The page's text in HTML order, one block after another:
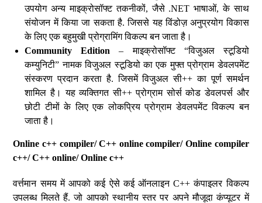
उपयोग अन्य माइक्रोसॉफ्ट तकनीकों, जैसे .NET भाषाओं, के साथ
संयोजन में किया जा सकता है. जिससे यह विंडोज़ अनुप्रयोग विकास
के लिए एक बहुमुखी प्रोग्रामिंग विकल्प बन जाता है।
Community Edition – माइक्रोसॉफ्ट “विजुअल स्टूडियो
कम्युनिटी” नामक विजुअल स्टूडियो का एक मुफ्त प्रोग्राम डेवलपमेंट
संस्करण प्रदान करता है. जिसमें विजुअल सी++ का पूर्ण समर्थन
शामिल है। यह व्यक्तिगत सी++ प्रोग्राम सोर्स कोड डेवलपर्स और
छोटी टीमों के लिए एक लोकप्रिय प्रोग्राम डेवलपमेंट विकल्प बन
जाता है।
Online c++ compiler/ C++ online compiler/ Online compiler
c++/ C++ online/ Online c++
वर्त्तमान समय में आपको कई ऐसे कई ऑनलाइन C++ कंपाइलर विकल्प
उपलब्ध मिलते हैं. जो आपको स्थानीय स्तर पर अपने मौजूदा कंप्यूटर में